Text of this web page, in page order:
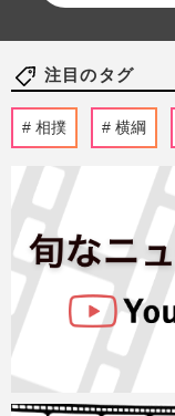
注目のタグ
相撲 横綱